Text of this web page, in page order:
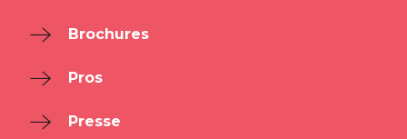
Brochures
Pros
Presse